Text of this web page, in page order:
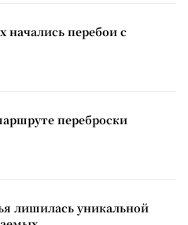
начались перебои с
переброски
лишилась уникальной